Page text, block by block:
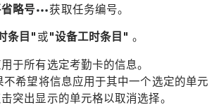
略号 获取任务编号。
条目" 或"设备工时条目" 。
于所有选定考勤卡的信息。
不希望将信息应用于其中一个选定的单元
突出显示的单元格以取消选择。